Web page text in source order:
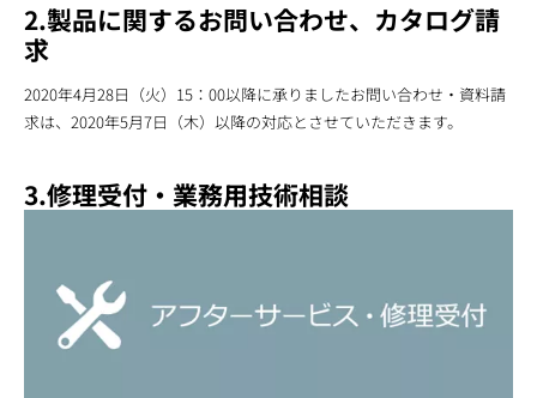
2.製品に関するお問い合わせ、カタログ請
求
2020年4月28日（火）15：00以降に承りましたお問い合わせ・資料請
求は、2020年5月7日（木）以降の対応とさせていただきます。
3.修理受付・業務用技術相談